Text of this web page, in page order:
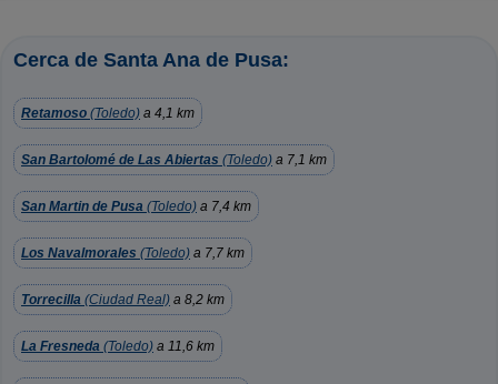
Cerca de Santa Ana de Pusa:
Retamoso (Toledo) a 4,1 km
San Bartolomé de Las Abiertas (Toledo) a 7,1 km
San Martin de Pusa (Toledo) a 7,4 km
Los Navalmorales (Toledo) a 7,7 km
Torrecilla (Ciudad Real) a 8,2 km
La Fresneda (Toledo) a 11,6 km